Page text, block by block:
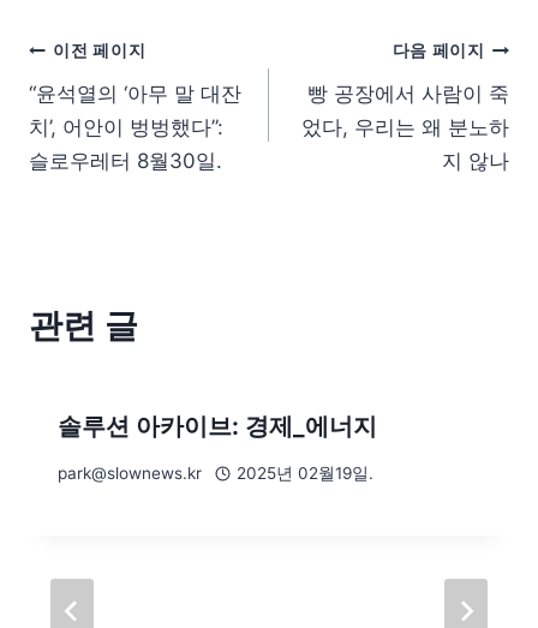
이전 페이지
“윤석열의 ‘아무 말 대잔
치’, 어안이 벙벙했다”:
슬로우레터 8월30일.
다음 페이지
빵 공장에서 사람이 죽
었다, 우리는 왜 분노하
지 않나
관련 글
솔루션 아카이브: 경제_에너지
park@slownews.kr 2025년 02월19일.